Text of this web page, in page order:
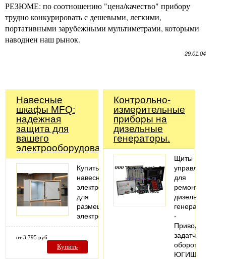
РЕЗЮМЕ: по соотношению "цена/качество" прибору
трудно конкурировать с дешевыми, легкими,
портативными зарубежными мультиметрами, которыми
наводнен наш рынок.
29.01.04
Навесные
шкафы MFQ:
надежная
защита для
вашего
электрооборудования
Купить
навесной
электрошкаф
для
размещения
электрооборудования
от 3 795 руб
Купить
Контрольно-
измерительные
приборы на
дизельные
генераторы.
Щиты
управления
для
ремонта
дизель-
генераторов:
-
Привод
задатчика
оборотов
ЮГИШ